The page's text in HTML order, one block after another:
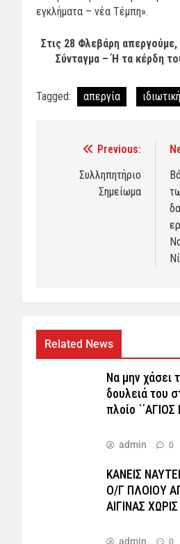
εγκλήματα – νέα Τέμπη».
Στις 28 Φλεβάρη απεργούμε,
Σύνταγμα – Ή τα κέρδη
Tagged: απεργία
navigation
Previous:
Συλληπητήριο
Σημείωμα
Related News
Να μην χάσει
δουλειά του
πλοίο ΄΄ΑΓΙΟΣ
admin 0
ΚΑΝΕΙΣ
Ο/Γ ΠΛΟΙΟY
ΑΙΓΙΝΑΣ
admin 0